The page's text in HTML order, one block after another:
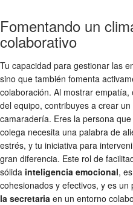
Fomentando un
colaborativo
Tu capacidad para gestionar las
sino que también fomenta
colaboración. Al mostrar
del equipo, contribuyes a crear
camaradería. Eres la persona
colega necesita una palabra de
estrés, y tu iniciativa para
gran diferencia. Este rol de
sólida inteligencia emocional,
cohesionados y efectivos, y es un
la secretaria en un entorno